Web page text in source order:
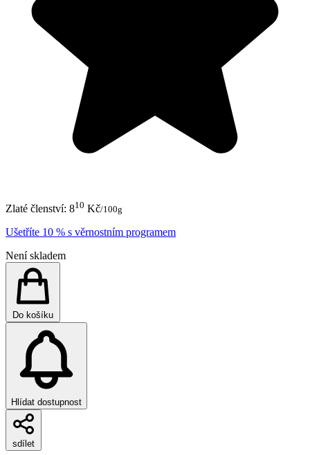
Zlaté členství: 810 Kč/100g
Ušetříte 10 % s věrnostním programem
Není skladem
Do košíku
Hlídat dostupnost
sdílet